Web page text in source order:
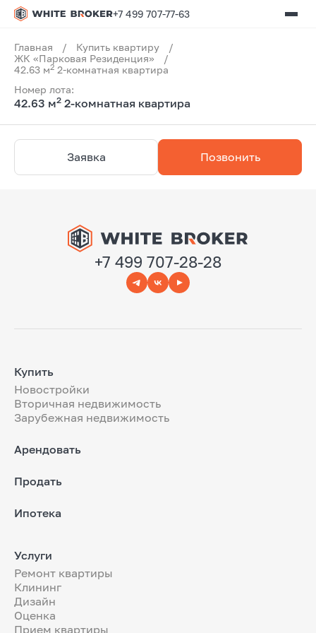
+7 499 707-77-63
Главная / Купить квартиру
/
ЖК «Парковая Резиденция»
/
42.63 м2 2-комнатная квартира
Номер лота:
42.63 м2 2-комнатная квартира
Заявка Позвонить
+7 499 707-28-28
Купить
Новостройки
Вторичная недвижимость
Зарубежная недвижимость
Арендовать
Продать
Ипотека
Услуги
Ремонт квартиры
Клининг
Дизайн
Оценка
Прием квартиры